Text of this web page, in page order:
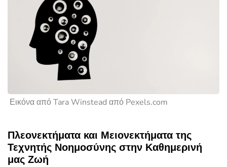
Εικόνα από Tara Winstead από Pexels.com
Πλεονεκτήματα και Μειονεκτήματα της
Τεχνητής Νοημοσύνης στην Καθημερινή
μας Ζωή